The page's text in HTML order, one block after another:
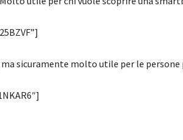
sicuramente molto utile per le persone